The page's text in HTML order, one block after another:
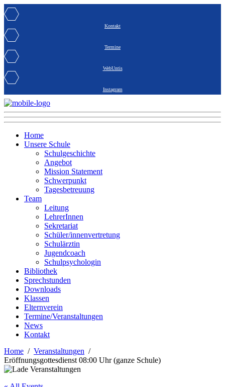
Kontakt
Termine
WebUntis
Instagram
Home
Unsere Schule
Schulgeschichte
Angebot
Mission Statement
Schwerpunkt
Tagesbetreuung
Team
Leitung
LehrerInnen
Sekretariat
Schüler/innenvertretung
Schulärztin
Jugendcoach
Schulpsychologin
Bibliothek
Sprechstunden
Downloads
Klassen
Elternverein
Termine/Veranstaltungen
News
Kontakt
Home
Veranstaltungen
Eröffnungsgottesdienst 08:00 Uhr (ganze Schule)